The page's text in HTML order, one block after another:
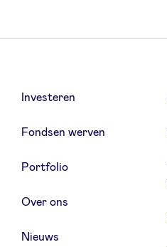
Investeren
Fondsen werven
Portfolio
Over ons
Nieuws